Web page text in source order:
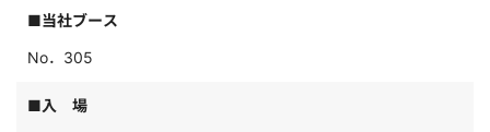
■当社ブース
No．305
■入 場